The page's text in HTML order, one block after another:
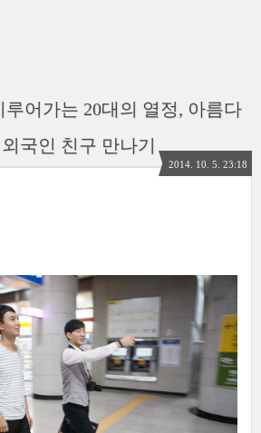
어가는 20대의 열정, 아름다
국인 친구 만나기
2014. 10. 5. 23:18